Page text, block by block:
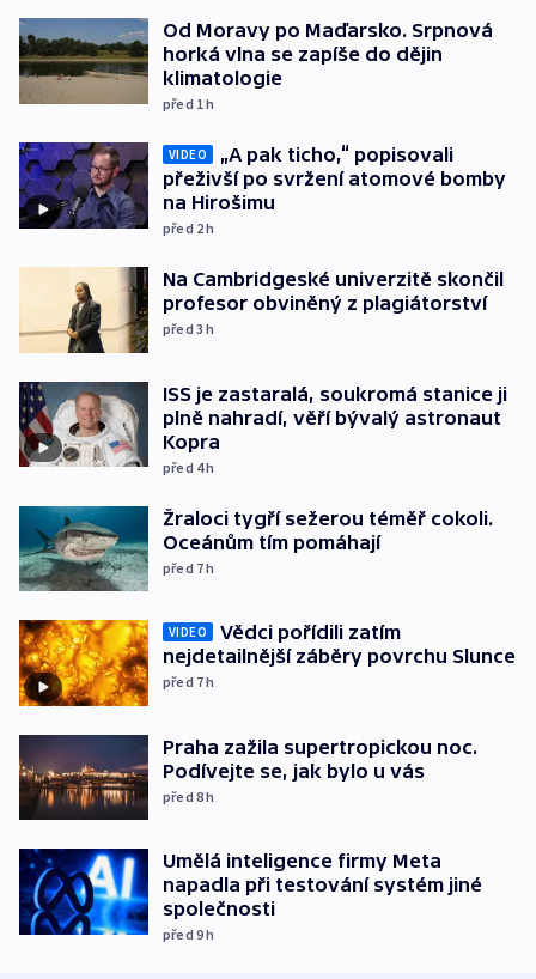
Od Moravy po Maďarsko. Srpnová
horká vlna se zapíše do dějin
klimatologie
před 1h
VIDEO
„A pak ticho,“ popisovali
přeživší po svržení atomové bomby
na Hirošimu
před 2h
Na Cambridgeské univerzitě skončil
profesor obviněný z plagiátorství
před 3h
ISS je zastaralá, soukromá stanice ji
plně nahradí, věří bývalý astronaut
Kopra
před 4h
Žraloci tygří sežerou téměř cokoli.
Oceánům tím pomáhají
před 7h
VIDEO
Vědci pořídili zatím
nejdetailnější záběry povrchu Slunce
před 7h
Praha zažila supertropickou noc.
Podívejte se, jak bylo u vás
před 8h
Umělá inteligence firmy Meta
napadla při testování systém jiné
společnosti
před 9h